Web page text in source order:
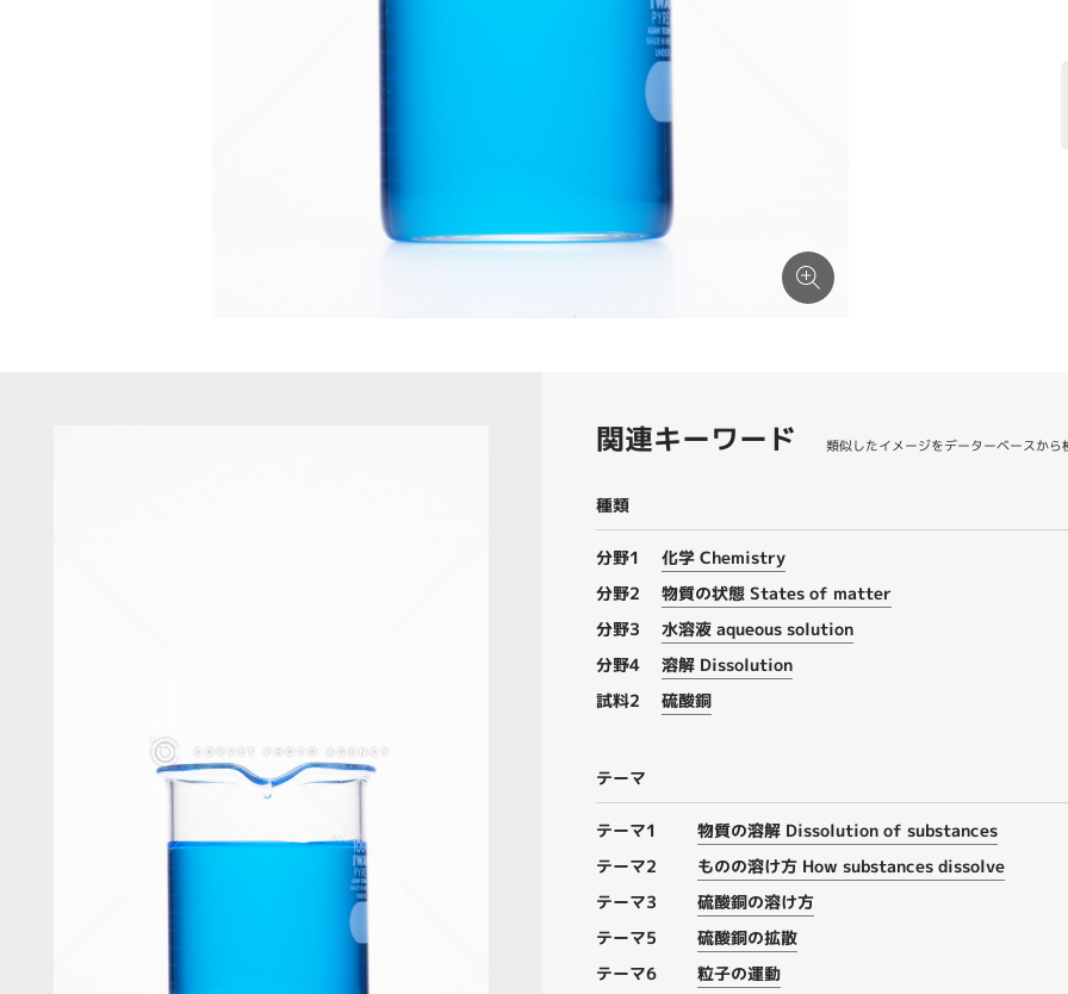
関連キーワード 類似したイメージをデーターベースから
種類
分野1
化学 Chemistry
分野2
物質の状態 States of matter
分野3
水溶液 aqueous solution
分野4
溶解 Dissolution
試料2
硫酸銅
テーマ
テーマ1
物質の溶解 Dissolution of substances
テーマ2
ものの溶け方 How substances dissolve
テーマ3
硫酸銅の溶け方
テーマ5
硫酸銅の拡散
テーマ6
粒子の運動